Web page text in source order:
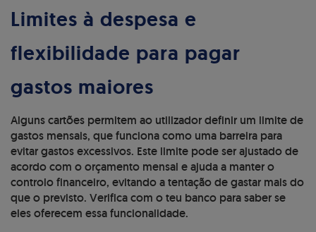
Limites à despesa e
flexibilidade para pagar
gastos maiores
Alguns cartões permitem ao utilizador definir um limite de
gastos mensais, que funciona como uma barreira para
evitar gastos excessivos. Este limite pode ser ajustado de
acordo com o orçamento mensal e ajuda a manter o
controlo financeiro, evitando a tentação de gastar mais do
que o previsto. Verifica com o teu banco para saber se
eles oferecem essa funcionalidade.